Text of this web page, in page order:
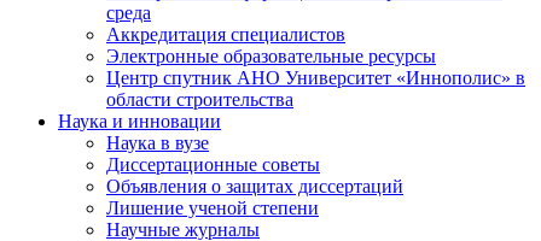
среда
Аккредитация специалистов
Электронные образовательные ресурсы
Центр спутник АНО Университет «Иннополис» в
области строительства
Наука и инновации
Наука в вузе
Диссертационные советы
Объявления о защитах диссертаций
Лишение ученой степени
Научные журналы